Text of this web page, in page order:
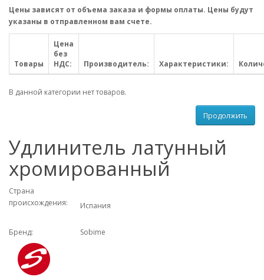
Цены зависят от объема заказа и формы оплаты. Цены будут
указаны в отправленном вам счете.
Товары
Цена
без
НДС:
Производитель: Характеристики:
В данной категории нет товаров.
Продолжить
Удлинитель латунный
хромированный
Страна
происхождения:
Испания
Бренд: Sobime